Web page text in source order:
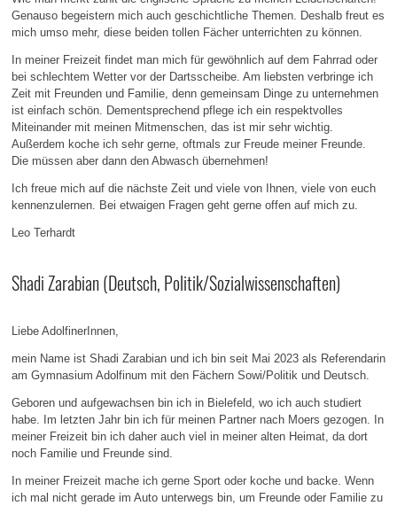
Genauso begeistern mich auch geschichtliche Themen. Deshalb freut es
mich umso mehr, diese beiden tollen Fächer unterrichten zu können.
In meiner Freizeit findet man mich für gewöhnlich auf dem Fahrrad oder
bei schlechtem Wetter vor der Dartsscheibe. Am liebsten verbringe ich
Zeit mit Freunden und Familie, denn gemeinsam Dinge zu unternehmen
ist einfach schön. Dementsprechend pflege ich ein respektvolles
Miteinander mit meinen Mitmenschen, das ist mir sehr wichtig.
Außerdem koche ich sehr gerne, oftmals zur Freude meiner Freunde.
Die müssen aber dann den Abwasch übernehmen!
Ich freue mich auf die nächste Zeit und viele von Ihnen, viele von euch
kennenzulernen. Bei etwaigen Fragen geht gerne offen auf mich zu.
Leo Terhardt
Shadi Zarabian (Deutsch, Politik/Sozialwissenschaften)
Liebe AdolfinerInnen,
mein Name ist Shadi Zarabian und ich bin seit Mai 2023 als Referendarin
am Gymnasium Adolfinum mit den Fächern Sowi/Politik und Deutsch.
Geboren und aufgewachsen bin ich in Bielefeld, wo ich auch studiert
habe. Im letzten Jahr bin ich für meinen Partner nach Moers gezogen. In
meiner Freizeit bin ich daher auch viel in meiner alten Heimat, da dort
noch Familie und Freunde sind.
In meiner Freizeit mache ich gerne Sport oder koche und backe. Wenn
ich mal nicht gerade im Auto unterwegs bin, um Freunde oder Familie zu